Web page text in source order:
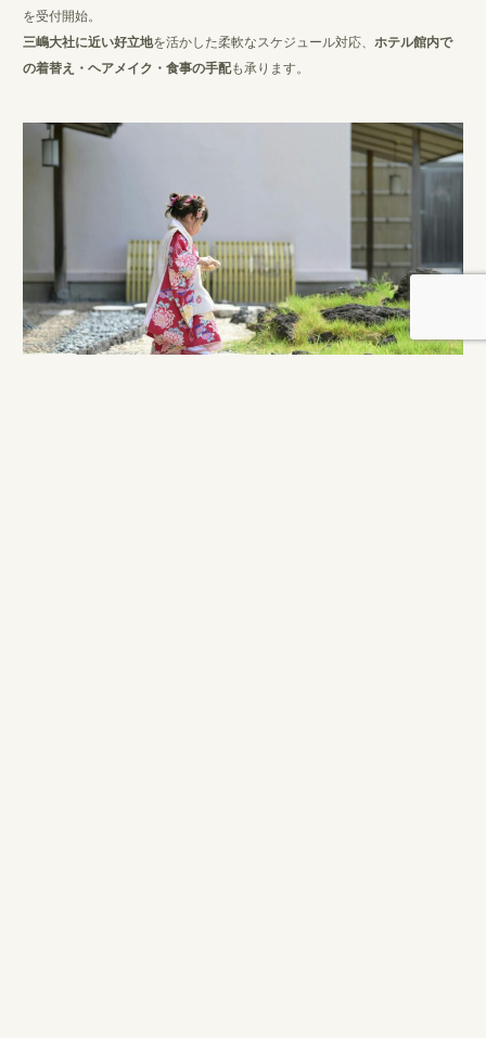
を受付開始。
三嶋大社に近い好立地を活かした柔軟なスケジュール対応、 ホテル館内で
の着替え・ヘアメイク・食事の手配も承ります。